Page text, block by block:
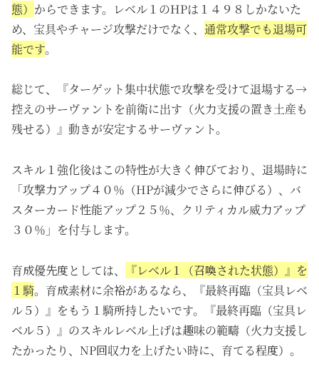
態） からできます。レベル１のHPは１４９８しかないた
め、宝具やチャージ攻撃だけでなく、 通常攻撃でも退場可
能です。
総じて、『ターゲット集中状態で攻撃を受けて退場する→
控えのサーヴァントを前衛に出す（火力支援の置き土産も
残せる）』動きが安定するサーヴァント。
スキル１強化後はこの特性が大きく伸びており、退場時に
「攻撃力アップ４０％（HPが減少でさらに伸びる）、バ
スターカード性能アップ２５％、クリティカル威力アップ
３０％」を付与します。
育成優先度としては、
『レベル１（召喚された状態）』を
１騎。育成素材に余裕があるなら、『最終再臨（宝具レベ
ル５）』をもう１騎所持したいです。『最終再臨（宝具レ
ベル５） 』のスキルレベル上げは趣味の範疇（火力支援し
たかったり、NP回収力を上げたい時に、育てる程度）。